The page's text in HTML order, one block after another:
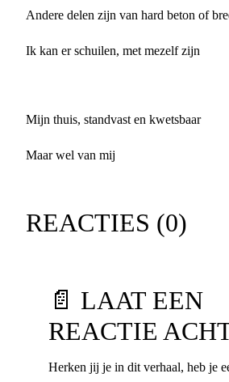
Andere delen zijn van hard beton of
Ik kan er schuilen, met mezelf zijn
Mijn thuis, standvast en kwetsbaar
Maar wel van mij
REACTIES (0)
📄 LAAT EEN
REACTIE
Herken jij je in dit verhaal, heb je